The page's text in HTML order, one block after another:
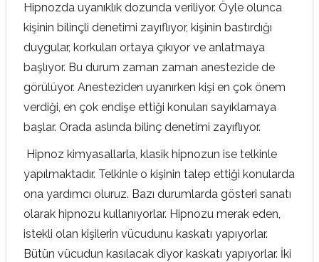
Hipnozda uyanıklık dozunda veriliyor. Öyle olunca
kişinin bilinçli denetimi zayıflıyor, kişinin bastırdığı
duygular, korkuları ortaya çıkıyor ve anlatmaya
başlıyor. Bu durum zaman zaman anestezide de
görülüyor. Anesteziden uyanırken kişi en çok önem
verdiği, en çok endişe ettiği konuları sayıklamaya
başlar. Orada aslında bilinç denetimi zayıflıyor.
Hipnoz kimyasallarla, klasik hipnozun ise telkinle
yapılmaktadır. Telkinle o kişinin talep ettiği konularda
ona yardımcı oluruz. Bazı durumlarda gösteri sanatı
olarak hipnozu kullanıyorlar. Hipnozu merak eden,
istekli olan kişilerin vücudunu kaskatı yapıyorlar.
Bütün vücudun kasılacak diyor kaskatı yapıyorlar. İki